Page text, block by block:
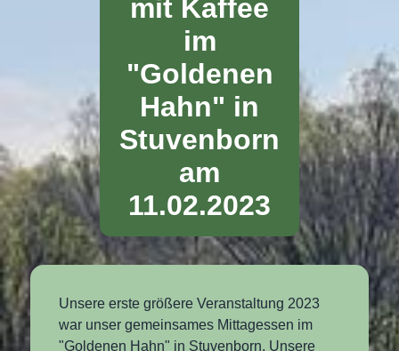
mit Kaffee
im
"Goldenen
Hahn" in
Stuvenborn
am
11.02.2023
Unsere erste größere Veranstaltung 2023
war unser gemeinsames Mittagessen im
"Goldenen Hahn" in Stuvenborn. Unsere